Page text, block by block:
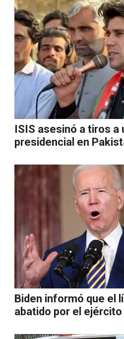
ISIS asesinó a tiros a
presidencial en
Biden informó que el
abatido por el